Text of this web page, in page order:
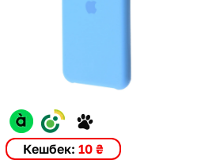
Кешбек:10 ₴